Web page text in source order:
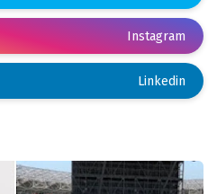
Instagram
Linkedin